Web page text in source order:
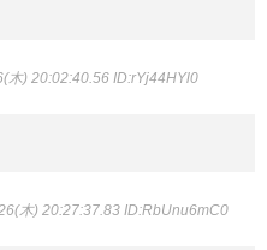
木) 20:02:40.56 ID:rYj44HYl0
木) 20:27:37.83 ID:RbUnu6mC0